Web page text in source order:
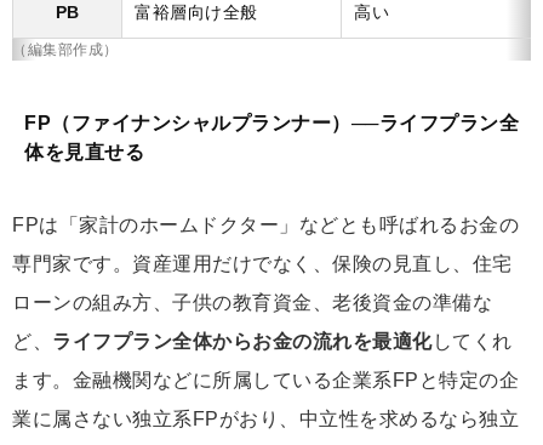
PB 富裕層向け全般 高い
（編集部作成）
FP（ファイナンシャルプランナー）──ライフプラン全
体を見直せる
FPは「家計のホームドクター」などとも呼ばれるお金の
専門家です。資産運用だけでなく、保険の見直し、住宅
ローンの組み方、子供の教育資金、老後資金の準備な
ど、 ライフプラン全体からお金の流れを最適化してくれ
ます。金融機関などに所属している企業系FPと特定の企
業に属さない独立系FPがおり、中立性を求めるなら独立